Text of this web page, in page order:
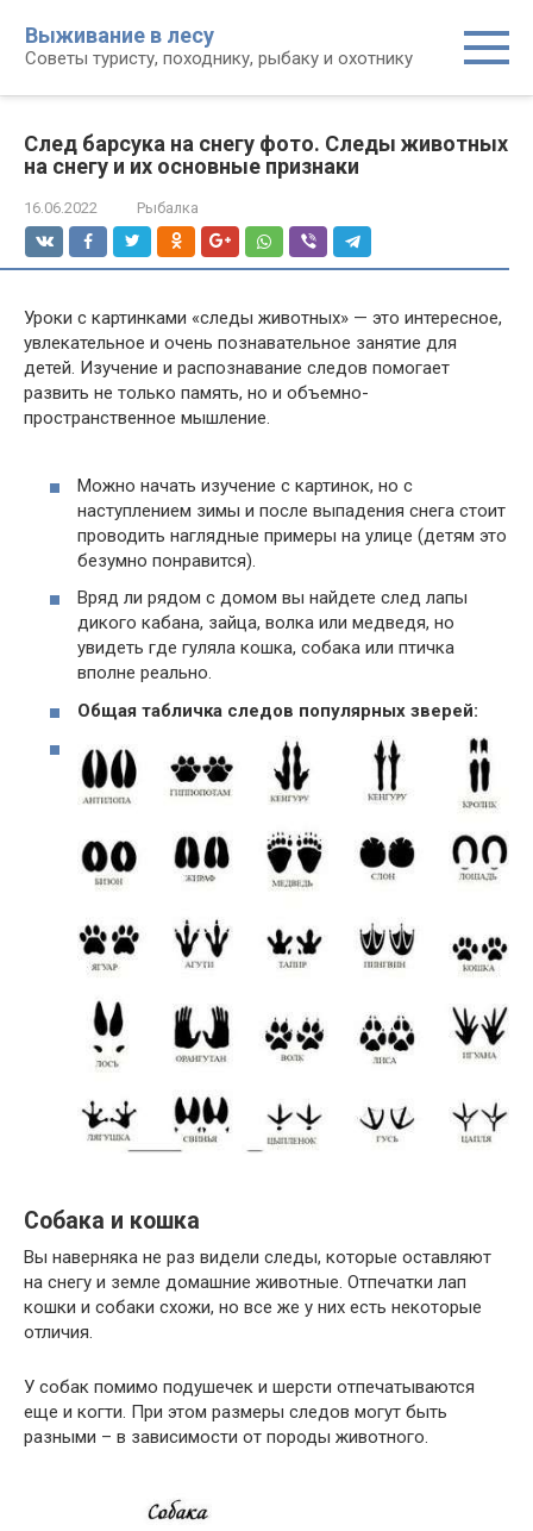
контенту
Выживание в лесу
Советы туристу, походнику, рыбаку и охотнику
След барсука на снегу фото. Следы животных
на снегу и их основные признаки
16.06.2022 Рыбалка
Уроки с картинками «следы животных» — это интересное,
увлекательное и очень познавательное занятие для
детей. Изучение и распознавание следов помогает
развить не только память, но и объемно-
пространственное мышление.
Можно начать изучение с картинок, но с
наступлением зимы и после выпадения снега стоит
проводить наглядные примеры на улице (детям это
безумно понравится).
Вряд ли рядом с домом вы найдете след лапы
дикого кабана, зайца, волка или медведя, но
увидеть где гуляла кошка, собака или птичка
вполне реально.
Общая табличка следов популярных зверей:
Собака и кошка
Вы наверняка не раз видели следы, которые оставляют
на снегу и земле домашние животные. Отпечатки лап
кошки и собаки схожи, но все же у них есть некоторые
отличия.
У собак помимо подушечек и шерсти отпечатываются
еще и когти. При этом размеры следов могут быть
разными – в зависимости от породы животного.